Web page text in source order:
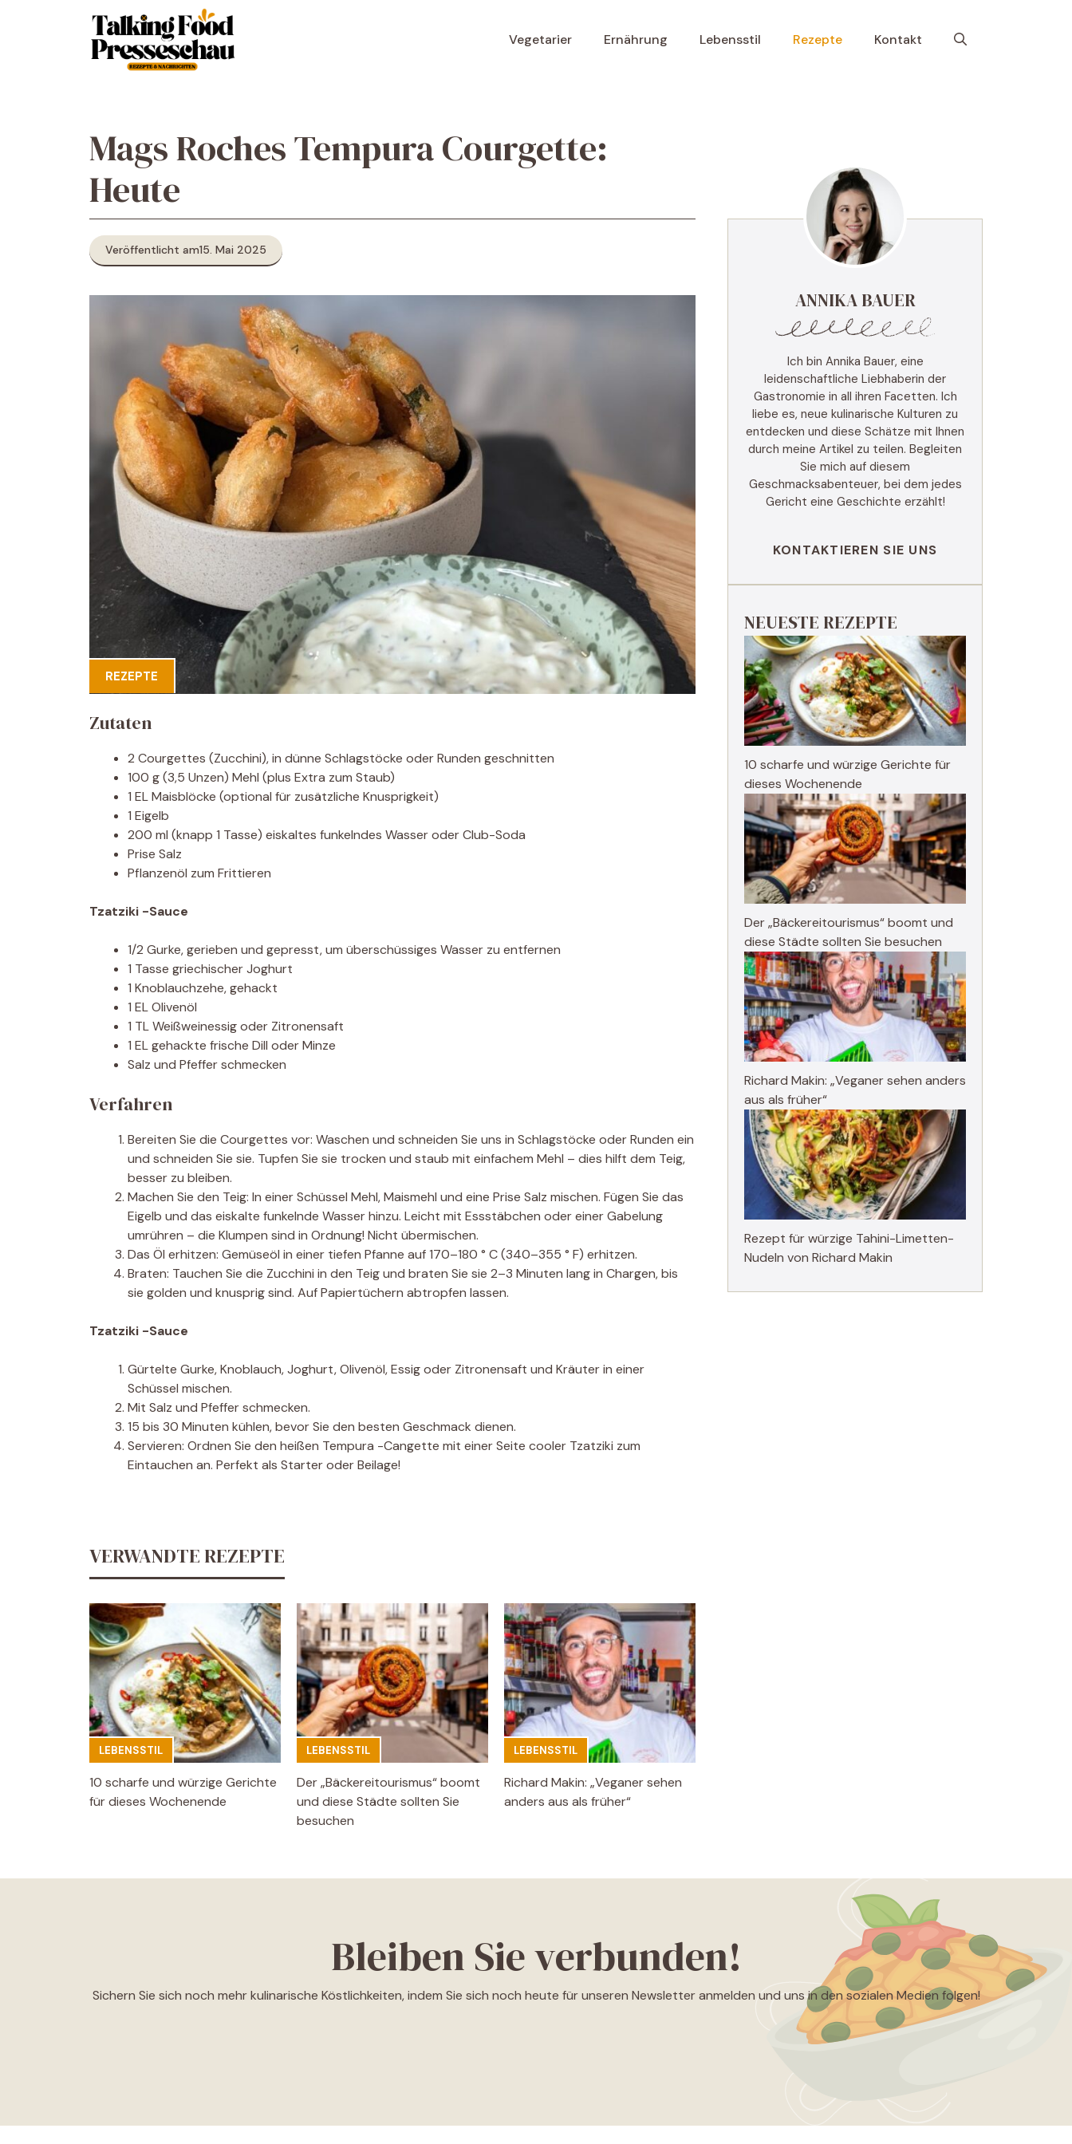
Vegetarier Ernährung Lebensstil Rezepte Kontakt
Mags Roches Tempura Courgette:
Heute
Veröffentlicht am15. Mai 2025
REZEPTE
Zutaten
2 Courgettes (Zucchini), in dünne Schlagstöcke oder Runden geschnitten
100 g (3,5 Unzen) Mehl (plus Extra zum Staub)
1 EL Maisblöcke (optional für zusätzliche Knusprigkeit)
1 Eigelb
200 ml (knapp 1 Tasse) eiskaltes funkelndes Wasser oder Club-Soda
Prise Salz
Pflanzenöl zum Frittieren
Tzatziki -Sauce
1/2 Gurke, gerieben und gepresst, um überschüssiges Wasser zu entfernen
1 Tasse griechischer Joghurt
1 Knoblauchzehe, gehackt
1 EL Olivenöl
1 TL Weißweinessig oder Zitronensaft
1 EL gehackte frische Dill oder Minze
Salz und Pfeffer schmecken
Verfahren
Bereiten Sie die Courgettes vor: Waschen und schneiden Sie uns in Schlagstöcke oder Runden ein
und schneiden Sie sie. Tupfen Sie sie trocken und staub mit einfachem Mehl – dies hilft dem Teig,
besser zu bleiben.
Machen Sie den Teig: In einer Schüssel Mehl, Maismehl und eine Prise Salz mischen. Fügen Sie das
Eigelb und das eiskalte funkelnde Wasser hinzu. Leicht mit Essstäbchen oder einer Gabelung
umrühren – die Klumpen sind in Ordnung! Nicht übermischen.
Das Öl erhitzen: Gemüseöl in einer tiefen Pfanne auf 170–180 ° C (340–355 ° F) erhitzen.
Braten: Tauchen Sie die Zucchini in den Teig und braten Sie sie 2–3 Minuten lang in Chargen, bis
sie golden und knusprig sind. Auf Papiertüchern abtropfen lassen.
Tzatziki -Sauce
Gürtelte Gurke, Knoblauch, Joghurt, Olivenöl, Essig oder Zitronensaft und Kräuter in einer
Schüssel mischen.
Mit Salz und Pfeffer schmecken.
15 bis 30 Minuten kühlen, bevor Sie den besten Geschmack dienen.
Servieren: Ordnen Sie den heißen Tempura -Cangette mit einer Seite cooler Tzatziki zum
Eintauchen an. Perfekt als Starter oder Beilage!
VERWANDTE REZEPTE
LEBENSSTIL
10 scharfe und würzige Gerichte
für dieses Wochenende
LEBENSSTIL
Der „Bäckereitourismus“ boomt
und diese Städte sollten Sie
besuchen
LEBENSSTIL
Richard Makin: „Veganer sehen
anders aus als früher“
ANNIKA BAUER
Ich bin Annika Bauer, eine
leidenschaftliche Liebhaberin der
Gastronomie in all ihren Facetten. Ich
liebe es, neue kulinarische Kulturen zu
entdecken und diese Schätze mit Ihnen
durch meine Artikel zu teilen. Begleiten
Sie mich auf diesem
Geschmacksabenteuer, bei dem jedes
Gericht eine Geschichte erzählt!
KONTAKTIEREN SIE UNS
NEUESTE REZEPTE
10 scharfe und würzige Gerichte für
dieses Wochenende
Der „Bäckereitourismus“ boomt und
diese Städte sollten Sie besuchen
Richard Makin: „Veganer sehen anders
aus als früher“
Rezept für würzige Tahini-Limetten-
Nudeln von Richard Makin
Bleiben Sie verbunden!
Sichern Sie sich noch mehr kulinarische Köstlichkeiten, indem Sie sich noch heute für unseren Newsletter anmelden und uns in den sozialen Medien folgen!